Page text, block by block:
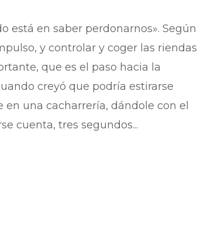
está en saber perdonarnos». Según
y controlar y coger las riendas
que es el paso hacia la
creyó que podría estirarse
una cacharrería, dándole con el
cuenta, tres segundos...